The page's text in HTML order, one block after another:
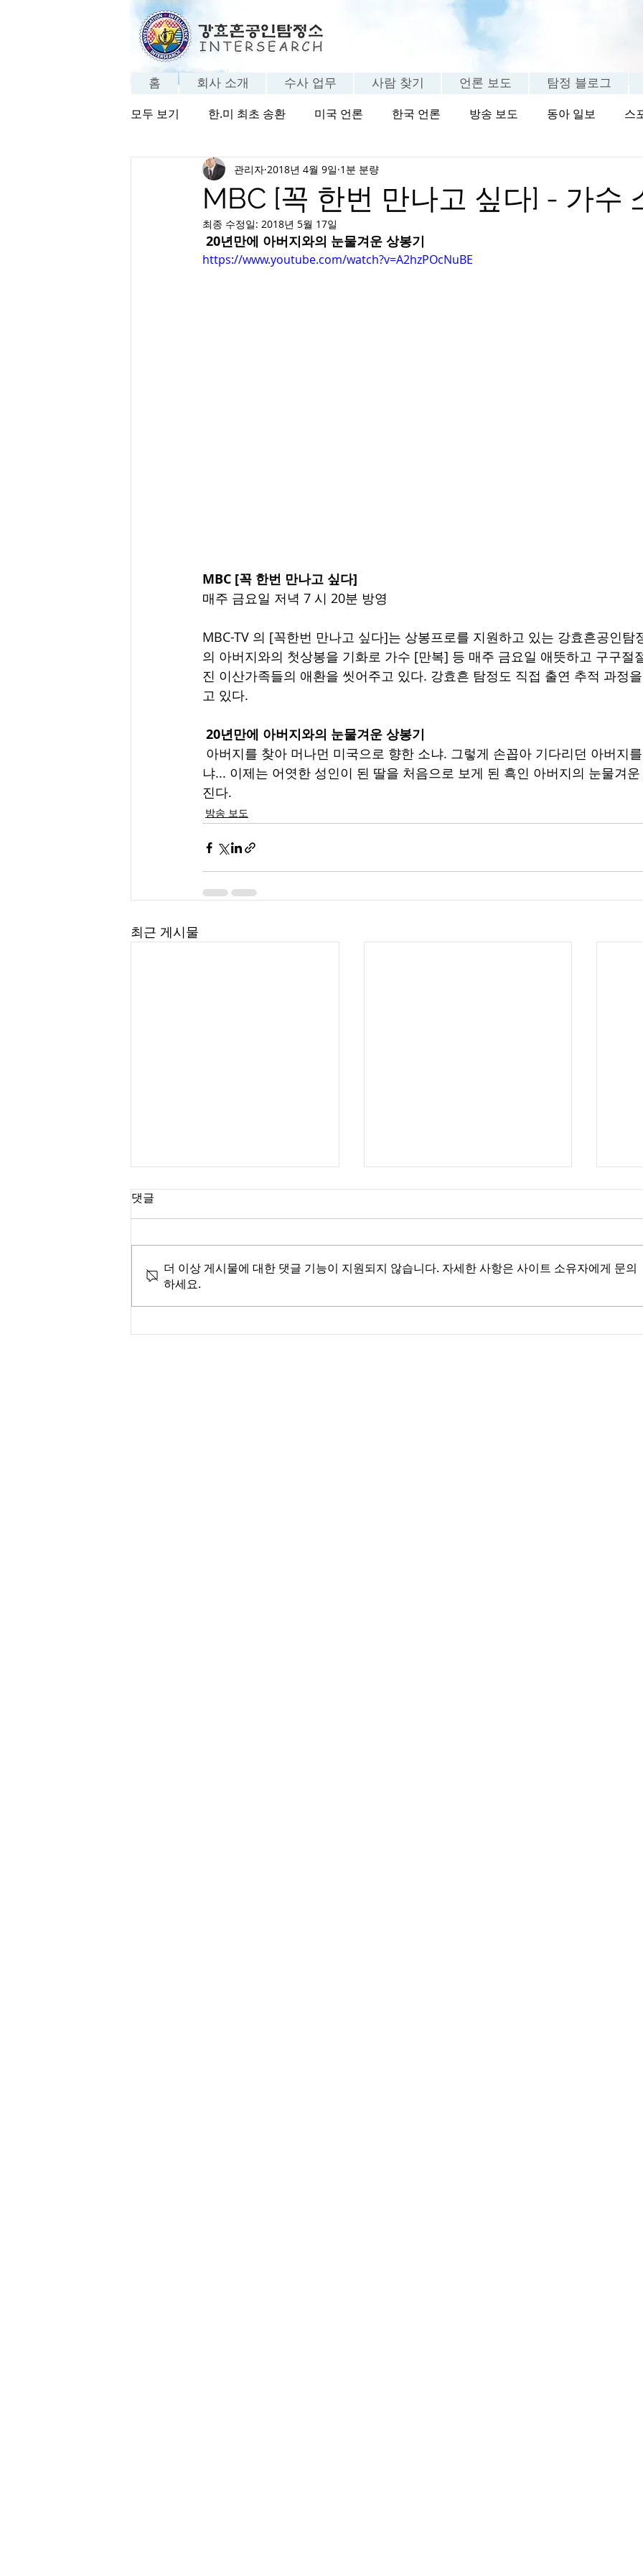
홈 회사 소개 수사 업무 사람 찾기 언론 보도 탐정 블로그
모두 보기 한.미 최초 송환 미국 언론 한국 언론 방송 보도 동아 일보 스
방송 보기 탐정의 세계 탐정 FAQ
MBC [꼭 한번 만나고 싶다] - 가수
관리자 2018년 4월 9일 1분 분량
최종 수정일: 2018년 5월 17일
20년만에 아버지와의 눈물겨운 상봉기
https://www.youtube.com/watch?v=A2hzPOcNuBE
MBC [꼭 한번 만나고 싶다]
매주 금요일 저녁 7 시 20분 방영
MBC-TV 의 [꼭한번 만나고 싶다]는 상봉프로를 지원하고 있는 강효흔공인탐
의 아버지와의 첫상봉을 기화로 가수 [만복] 등 매주 금요일 애뜻하고 구구절
진 이산가족들의 애환을 씻어주고 있다. 강효흔 탐정도 직접 출연 추적 과정
고 있다.
20년만에 아버지와의 눈물겨운 상봉기
냐... 이제는 어엿한 성인이 된 딸을 처음으로 보게 된 흑인 아버지의 눈물겨
진다.
방송 보도
최근 게시물
탐정, 합법과 불법 사이
인터폴 적색수배 II 인터
댓글
더 이상 게시물에 대한 댓글 기능이 지원되지 않습니다. 자세한 사항은 사이트 소유자에게 문의
하세요.